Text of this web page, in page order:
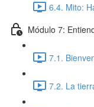
6.4. Mito:
Módulo 7:
7.1.
7.2. La